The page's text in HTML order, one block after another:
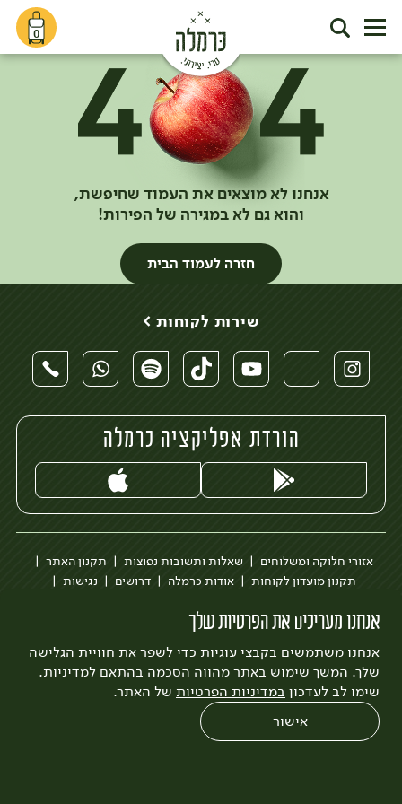
0
אנחנו לא מוצאים את העמוד שחיפשת,
והוא גם לא במגירה של הפירות!
חזרה לעמוד הבית
אנחנו מעריכים את הפרטיות שלך
אנחנו משתמשים בקבצי עוגיות כדי לשפר את חוויית הגלישה
שלך. המשך שימוש באתר מהווה הסכמה בהתאם למדיניות.
שימו לב לעדכון במדיניות הפרטיות של האתר.
אישור
שירות לקוחות >
הורדת אפליקציה כרמלה
אזורי חלוקה ומשלוחים שאלות ותשובות נפוצות
תקנון האתר
תקנון מועדון לקוחות
אודות כרמלה דרושים
נגישות
לצפייה בעדכון מדיניות פרטיות
עיצוב:3bears פיתוח:Quatro